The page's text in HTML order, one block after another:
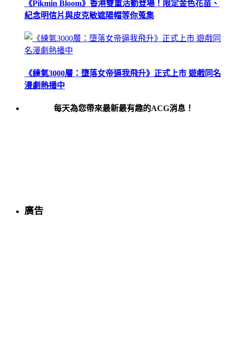
《Pikmin Bloom》香港雙重活動登場！限定金色花苗、
紀念明信片與皮克敏遮陽帽等你蒐集
《練氣3000層：墮落女帝逼我飛升》正式上市 遊戲同名
漫劇熱播中
每天為您帶來最新最有趣的ACG消息！
廣告